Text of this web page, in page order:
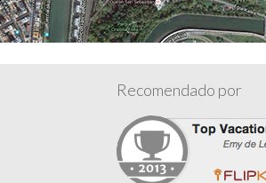
Recomendado por